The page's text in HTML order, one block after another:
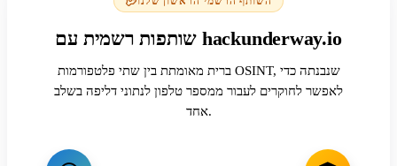
שותפות רשמית עם hackunderway.io
ברית מאומתת בין שתי פלטפורמות OSINT, שנבנתה כדי
לאפשר לחוקרים לעבור ממספר טלפון לנתוני דליפה בשלב
אחד.